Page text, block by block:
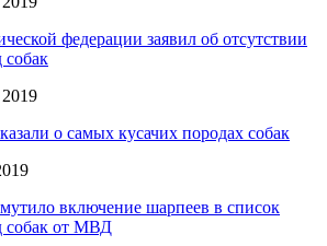
федерации заявил об отсутствии
собак
о самых кусачих породах собак
включение шарпеев в список
собак от МВД